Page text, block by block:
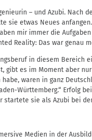
– und Azubi. Nach
sie etwas Neues
mir immer die
Reality: Das war genau
in diesem Bereich
gibt es im Moment aber
waren in ganz
Württemberg.“ Erfolg
startete sie als Azubi bei
Medien in der